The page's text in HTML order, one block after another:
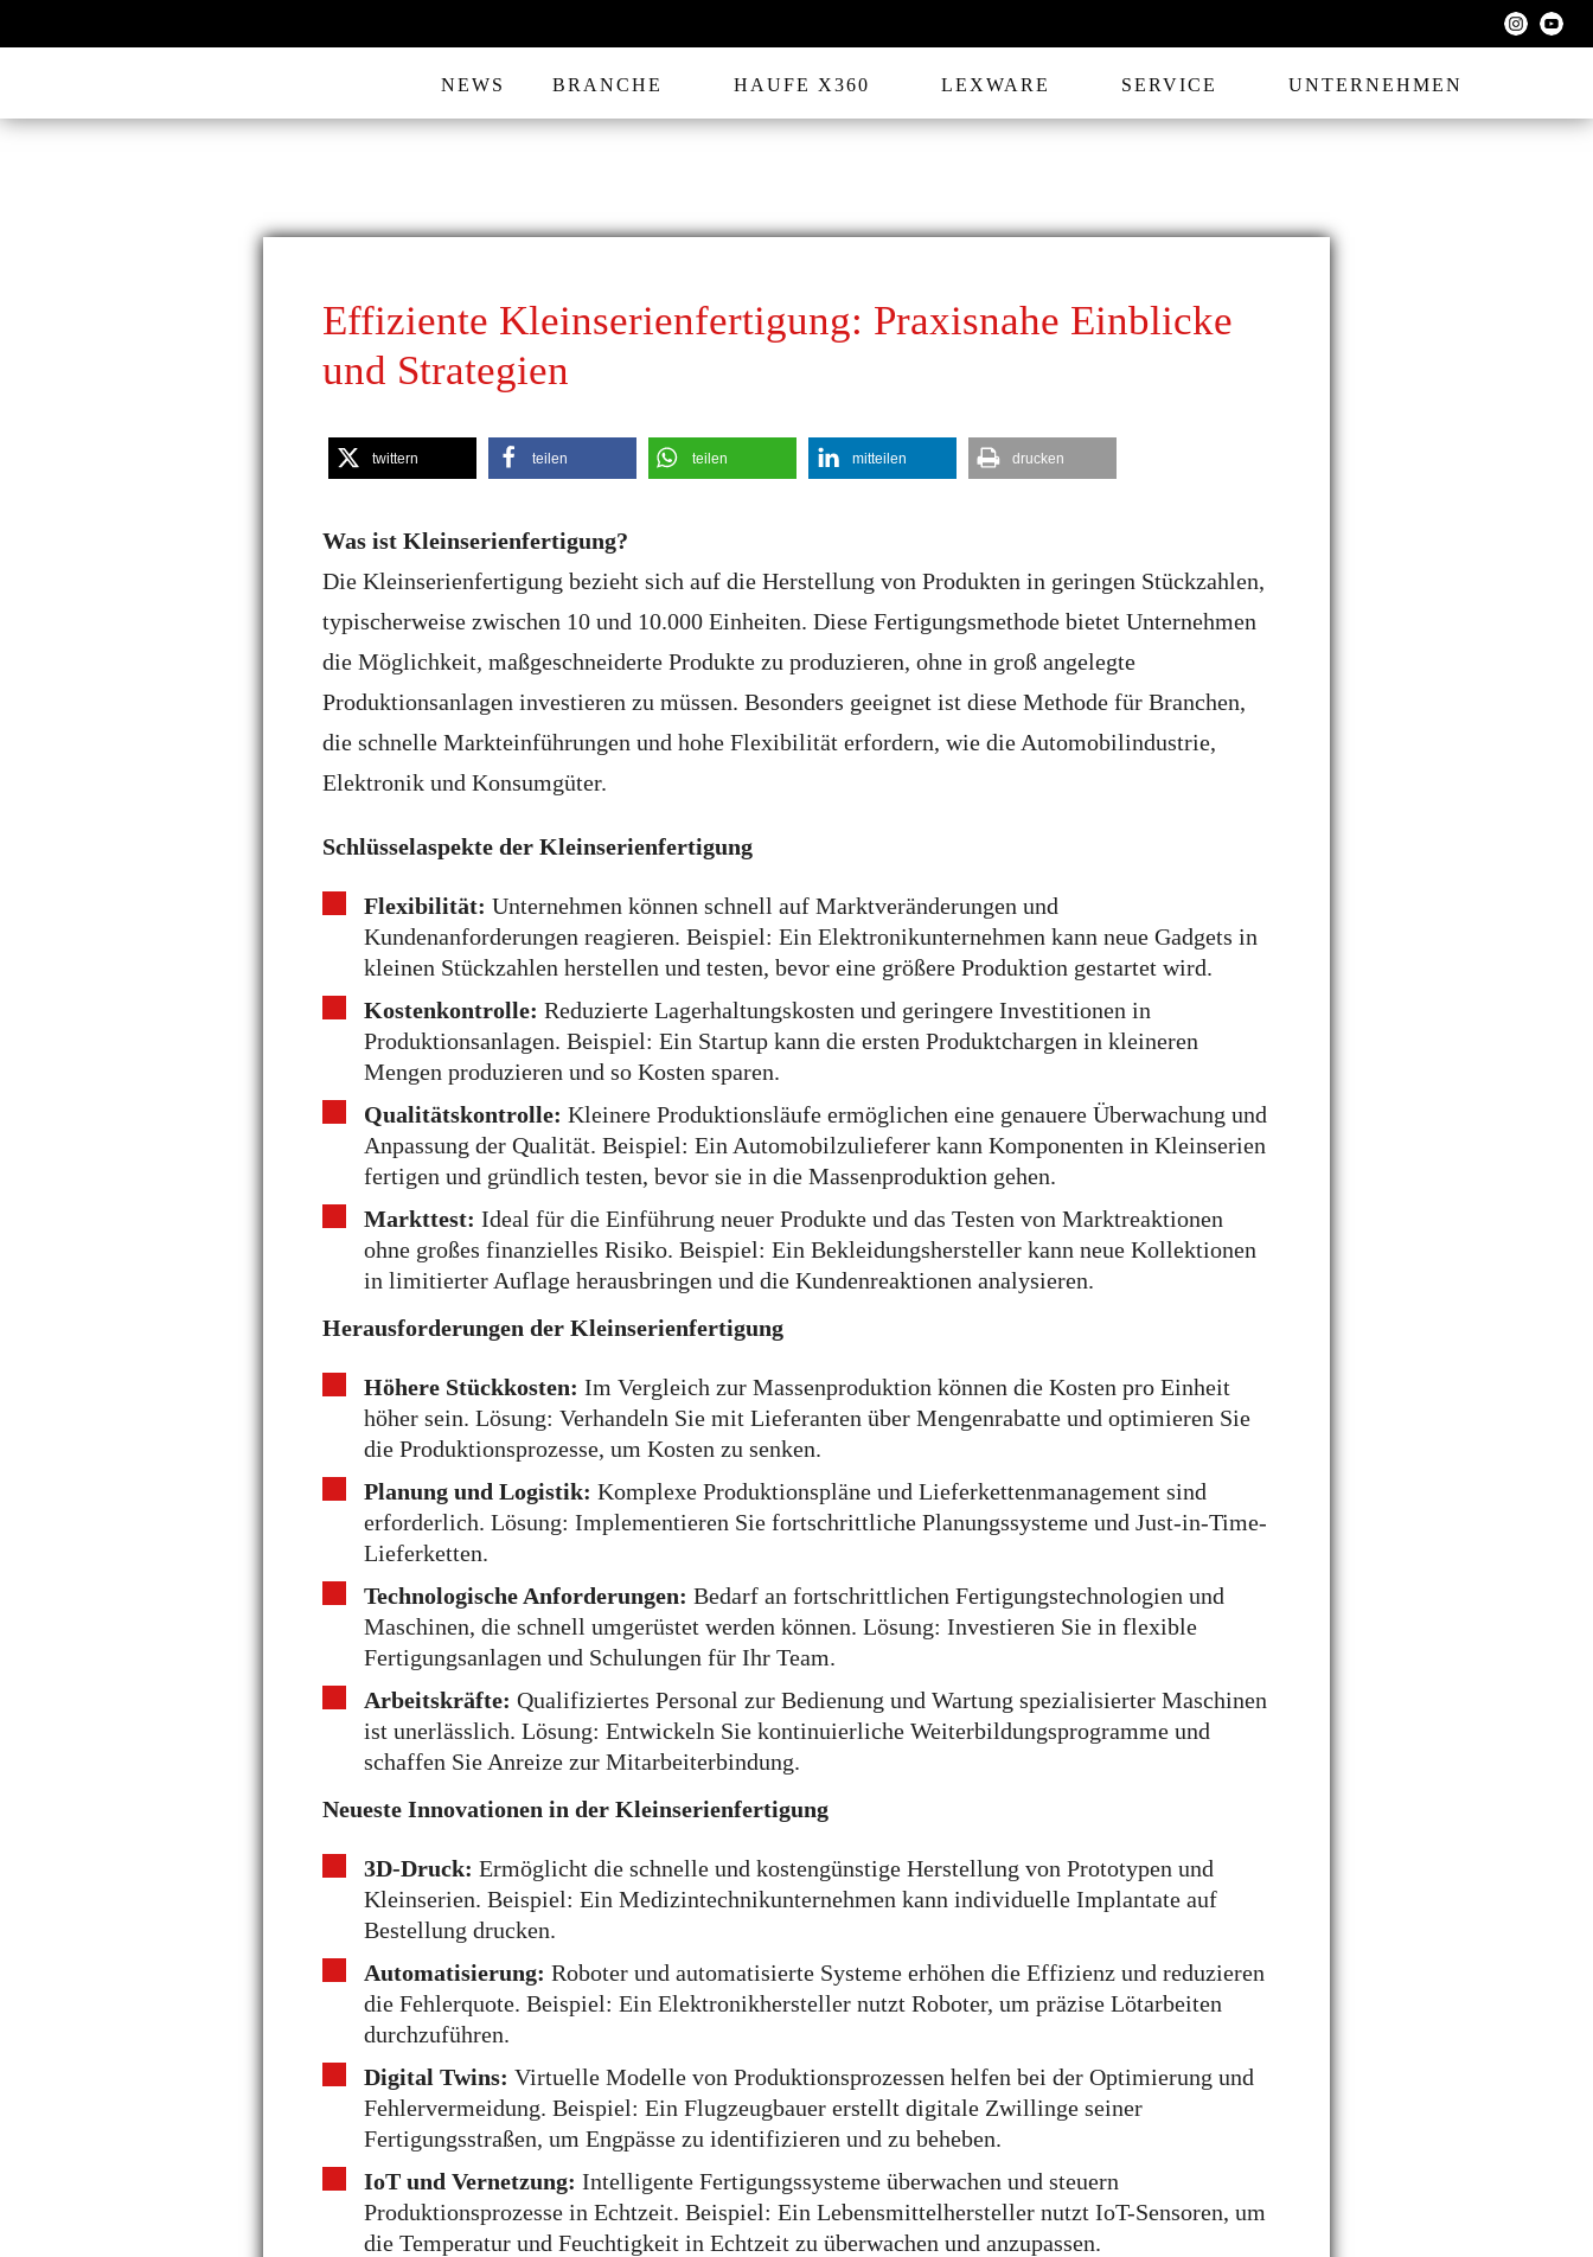
NEWS BRANCHE HAUFE X360 LEXWARE SERVICE UNTERNEHMEN
Effiziente Kleinserienfertigung: Praxisnahe Einblicke
und Strategien
twittern teilen teilen mitteilen drucken
Was ist Kleinserienfertigung?
Die Kleinserienfertigung bezieht sich auf die Herstellung von Produkten in geringen Stückzahlen,
typischerweise zwischen 10 und 10.000 Einheiten. Diese Fertigungsmethode bietet Unternehmen
die Möglichkeit, maßgeschneiderte Produkte zu produzieren, ohne in groß angelegte
Produktionsanlagen investieren zu müssen. Besonders geeignet ist diese Methode für Branchen,
die schnelle Markteinführungen und hohe Flexibilität erfordern, wie die Automobilindustrie,
Elektronik und Konsumgüter.
Schlüsselaspekte der Kleinserienfertigung
Flexibilität: Unternehmen können schnell auf Marktveränderungen und
Kundenanforderungen reagieren. Beispiel: Ein Elektronikunternehmen kann neue Gadgets in
kleinen Stückzahlen herstellen und testen, bevor eine größere Produktion gestartet wird.
Kostenkontrolle: Reduzierte Lagerhaltungskosten und geringere Investitionen in
Produktionsanlagen. Beispiel: Ein Startup kann die ersten Produktchargen in kleineren
Mengen produzieren und so Kosten sparen.
Qualitätskontrolle: Kleinere Produktionsläufe ermöglichen eine genauere Überwachung und
Anpassung der Qualität. Beispiel: Ein Automobilzulieferer kann Komponenten in Kleinserien
fertigen und gründlich testen, bevor sie in die Massenproduktion gehen.
Markttest: Ideal für die Einführung neuer Produkte und das Testen von Marktreaktionen
ohne großes finanzielles Risiko. Beispiel: Ein Bekleidungshersteller kann neue Kollektionen
in limitierter Auflage herausbringen und die Kundenreaktionen analysieren.
Herausforderungen der Kleinserienfertigung
Höhere Stückkosten: Im Vergleich zur Massenproduktion können die Kosten pro Einheit
höher sein. Lösung: Verhandeln Sie mit Lieferanten über Mengenrabatte und optimieren Sie
die Produktionsprozesse, um Kosten zu senken.
Planung und Logistik: Komplexe Produktionspläne und Lieferkettenmanagement sind
erforderlich. Lösung: Implementieren Sie fortschrittliche Planungssysteme und Just-in-Time-
Lieferketten.
Technologische Anforderungen: Bedarf an fortschrittlichen Fertigungstechnologien und
Maschinen, die schnell umgerüstet werden können. Lösung: Investieren Sie in flexible
Fertigungsanlagen und Schulungen für Ihr Team.
Arbeitskräfte: Qualifiziertes Personal zur Bedienung und Wartung spezialisierter Maschinen
ist unerlässlich. Lösung: Entwickeln Sie kontinuierliche Weiterbildungsprogramme und
schaffen Sie Anreize zur Mitarbeiterbindung.
Neueste Innovationen in der Kleinserienfertigung
3D-Druck: Ermöglicht die schnelle und kostengünstige Herstellung von Prototypen und
Kleinserien. Beispiel: Ein Medizintechnikunternehmen kann individuelle Implantate auf
Bestellung drucken.
Automatisierung: Roboter und automatisierte Systeme erhöhen die Effizienz und reduzieren
die Fehlerquote. Beispiel: Ein Elektronikhersteller nutzt Roboter, um präzise Lötarbeiten
durchzuführen.
Digital Twins: Virtuelle Modelle von Produktionsprozessen helfen bei der Optimierung und
Fehlervermeidung. Beispiel: Ein Flugzeugbauer erstellt digitale Zwillinge seiner
Fertigungsstraßen, um Engpässe zu identifizieren und zu beheben.
IoT und Vernetzung: Intelligente Fertigungssysteme überwachen und steuern
Produktionsprozesse in Echtzeit. Beispiel: Ein Lebensmittelhersteller nutzt IoT-Sensoren, um
die Temperatur und Feuchtigkeit in Echtzeit zu überwachen und anzupassen.